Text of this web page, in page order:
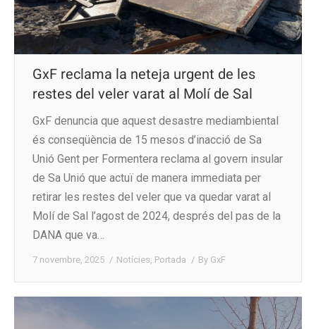
GxF reclama la neteja urgent de les
restes del veler varat al Molí de Sal
GxF denuncia que aquest desastre mediambiental
és conseqüència de 15 mesos d’inacció de Sa
Unió Gent per Formentera reclama al govern insular
de Sa Unió que actuï de manera immediata per
retirar les restes del veler que va quedar varat al
Molí de Sal l’agost de 2024, després del pas de la
DANA que va…
7 novembre, 2025 Notícies Portada By GxF